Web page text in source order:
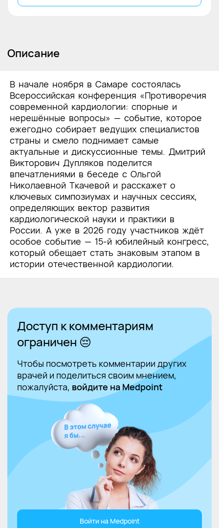
Описание
В начале ноября в Самаре состоялась
Всероссийская конференция «Противоречия
современной кардиологии: спорные и
нерешённые вопросы» — событие, которое
ежегодно собирает ведущих специалистов
страны и смело поднимает самые
актуальные и дискуссионные темы. Дмитрий
Викторович Дупляков поделится
впечатлениями в беседе с Ольгой
Николаевной Ткачевой и расскажет о
ключевых симпозиумах и научных сессиях,
определяющих вектор развития
кардиологической науки и практики в
России. А уже в 2026 году участников ждёт
особое событие — 15-й юбилейный конгресс,
который обещает стать знаковым этапом в
истории отечественной кардиологии.
Доступ к комментариям
ограничен 😔
Чтобы посмотреть комментарии других
врачей и поделиться своим мнением,
пожалуйста, войдите на Medpoint
Войти на Medpoint